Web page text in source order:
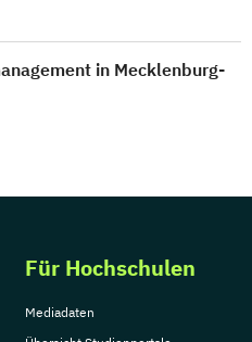
in Mecklenburg-
Für Hochschulen
Mediadaten